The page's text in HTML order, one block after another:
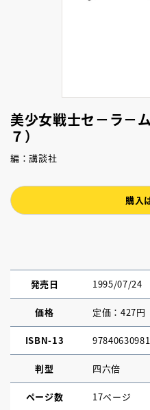
美少女戦士セ－ラ－
７）
編：講談社
購入
発売日 1995/07/24
価格 定価：427円
ISBN-13
判型 四六倍
ページ数 17ページ